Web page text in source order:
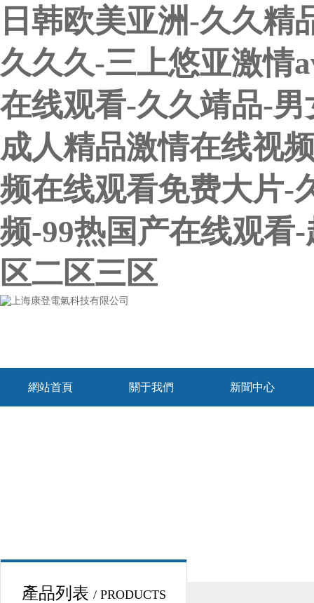
日韩欧美亚洲-久久精
久久久-三上悠亚激情
在线观看-久久靖品-
成人精品激情在线视
频在线观看免费大片-
频-99热国产在线观看
区二区三区
網站首頁 關于我們 新聞中心
產品列表 / PRODUCTS